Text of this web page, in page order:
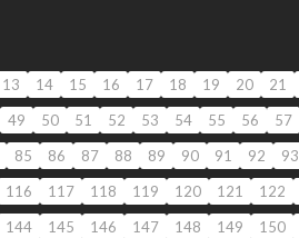
13 14 15 16 17 18 19 20 21
49 50 51 52 53 54 55 56 57
85 86 87 88 89 90 91 92 93
116 117 118 119 120 121 122
144 145 146 147 148 149 150